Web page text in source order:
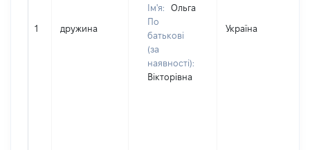
1 дружина
Ім'я:
Ольга
По
батькові
(за
наявності):
Вікторівна
Україна